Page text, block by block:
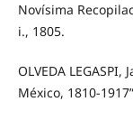
Novísima
i., 1805.
OLVEDA
México, 1810-